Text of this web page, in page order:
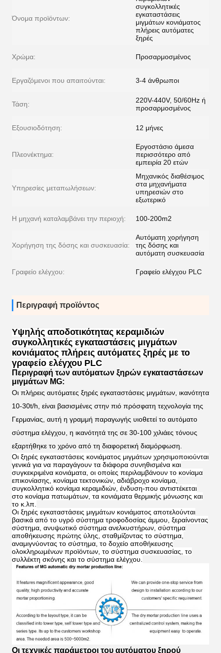
Όνομα προϊόντων:
συγκολλητικές
εγκαταστάσεις
μιγμάτων κονιάματος
πλήρεις αυτόματες
ξηρές
Χρώμα: Προσαρμοσμένος
Εργαζόμενοι που απαιτούνται: 3-4 άνθρωποι
Τάση:
220V-440V, 50/60Hz ή
προσαρμοσμένος
Εξουσιοδότηση: 12 μήνες
Πλεονέκτημα:
Εργοστάσιο άμεσα
περισσότερο από
εμπειρία 20 ετών
Υπηρεσίες μεταπωλήσεων:
Μηχανικός διαθέσιμος
στα μηχανήματα
υπηρεσιών στο
εξωτερικό
Η μηχανή καταλαμβάνει την περιοχή: 100-200m2
Χορήγηση της δόσης και συσκευασία:
Αυτόματη χορήγηση
της δόσης και
αυτόματη συσκευασία
Γραφείο ελέγχου: Γραφείο ελέγχου PLC
Περιγραφή προϊόντος
Υψηλής αποδοτικότητας κεραμιδιών
συγκολλητικές εγκαταστάσεις μιγμάτων
κονιάματος πλήρεις αυτόματες ξηρές με το
γραφείο ελέγχου PLC
Περιγραφή των αυτόματων ξηρών εγκαταστάσεων
μιγμάτων MG:
Οι πλήρεις αυτόματες ξηρές εγκαταστάσεις μιγμάτων , ικανότητα
10-30t/h, είναι βασισμένες στην πιό πρόσφατη τεχνολογία της
Γερμανίας, αυτή η γραμμή παραγωγής υιοθετεί το αυτόματο
σύστημα ελέγχου, η ικανότητά της σε 30-100 χιλιάες τόνους
εξαρτήθηκε το χρόνο από τη διαφορετική διαμόρφωση.
Οι ξηρές εγκαταστάσεις κονιάματος μιγμάτων χρησιμοποιούνται
γενικά για να παραγάγουν τα διάφορα συνηθισμένα και
συγκεκριμένα κονιάματα, οι οποίες περιλαμβάνουν το κονίαμα
επικονίασης, κονίαμα τεκτονικών, αδιάβροχο κονίαμα,
συγκολλητικό κονίαμα κεραμιδιών, ένδυση-που αντιστέκεται
στο κονίαμα πατωμάτων, τα κονιάματα θερμικής μόνωσης και
το κ.λπ.
Οι ξηρές εγκαταστάσεις μιγμάτων κονιάματος αποτελούνται
βασικά από το υγρό σύστημα τροφοδοσίας άμμου, ξεραίνοντας
σύστημα, ανυψωτικό σύστημα ανελκυστήρων, σύστημα
αποθήκευσης πρώτης ύλης, σταθμίζοντας το σύστημα,
αναμιγνύοντας το σύστημα, το δοχείο αποθήκευσης
ολοκληρωμένων προϊόντων, το σύστημα συσκευασίας, το
συλλέκτη σκόνης και το σύστημα ελέγχου.
Οι τεχνικές παράμετροι του αυτόματου ξηρού